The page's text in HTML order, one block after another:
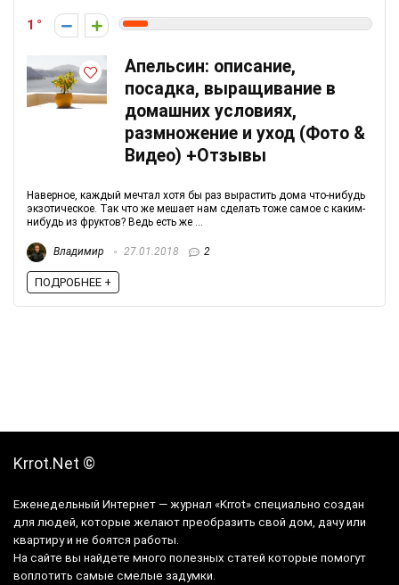
1
Апельсин: описание,
посадка, выращивание в
домашних условиях,
размножение и уход (Фото &
Видео) +Отзывы
Наверное, каждый мечтал хотя бы раз вырастить дома что-нибудь
экзотическое. Так что же мешает нам сделать тоже самое с каким-
нибудь из фруктов? Ведь есть же ...
Владимир 27.01.2018 2
ПОДРОБНЕЕ +
Krrot.Net ©
Еженедельный Интернет — журнал «Krrot» специально создан
для людей, которые желают преобразить свой дом, дачу или
квартиру и не боятся работы.
На сайте вы найдете много полезных статей которые помогут
воплотить самые смелые задумки.